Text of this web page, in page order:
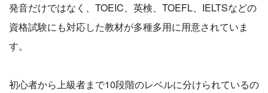
発音だけではなく、TOEIC、英検、TOEFL、IELTSなどの
資格試験にも対応した教材が多種多用に用意されていま
す。
初心者から上級者まで10段階のレベルに分けられているの